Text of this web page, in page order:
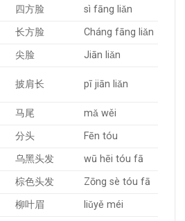
四方脸
sì fāng liǎn
长方脸
Cháng fāng liǎn
尖脸 Jiān liǎn
披肩长 pī jiān liǎn
马尾
mǎ wěi
分头
Fēn tóu
乌黑头发
wū hēi tóu fā
棕色头发
Zōng sè tóu fā
柳叶眉
liǔyě méi